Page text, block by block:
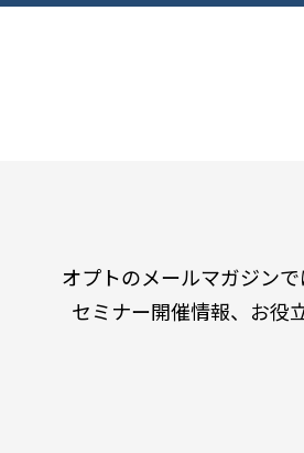
オプトのメールマガジン
セミナー開催情報、お役